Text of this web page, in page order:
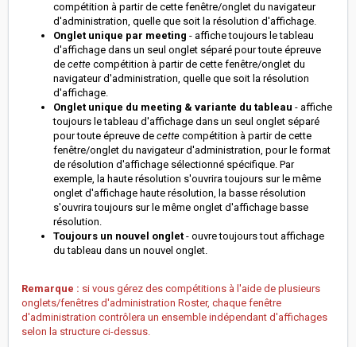
compétition à partir de cette fenêtre/onglet du navigateur
d'administration, quelle que soit la résolution d'affichage.
Onglet unique par meeting - affiche toujours le tableau
d'affichage dans un seul onglet séparé pour toute épreuve
de cette compétition à partir de cette fenêtre/onglet du
navigateur d'administration, quelle que soit la résolution
d'affichage.
Onglet unique du meeting & variante du tableau - affiche
toujours le tableau d'affichage dans un seul onglet séparé
pour toute épreuve de cette compétition à partir de cette
fenêtre/onglet du navigateur d'administration, pour le format
de résolution d'affichage sélectionné spécifique. Par
exemple, la haute résolution s'ouvrira toujours sur le même
onglet d'affichage haute résolution, la basse résolution
s'ouvrira toujours sur le même onglet d'affichage basse
résolution.
Toujours un nouvel onglet - ouvre toujours tout affichage
du tableau dans un nouvel onglet.
Remarque : si vous gérez des compétitions à l'aide de plusieurs
onglets/fenêtres d'administration Roster, chaque fenêtre
d'administration contrôlera un ensemble indépendant d'affichages
selon la structure ci-dessus.